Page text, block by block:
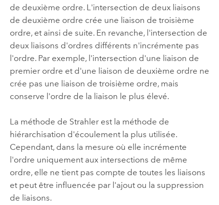
de deuxième ordre. L'intersection de deux liaisons
de deuxième ordre crée une liaison de troisième
ordre, et ainsi de suite. En revanche, l'intersection de
deux liaisons d'ordres différents n'incrémente pas
l'ordre. Par exemple, l'intersection d'une liaison de
premier ordre et d'une liaison de deuxième ordre ne
crée pas une liaison de troisième ordre, mais
conserve l'ordre de la liaison le plus élevé.
La méthode de Strahler est la méthode de
hiérarchisation d'écoulement la plus utilisée.
Cependant, dans la mesure où elle incrémente
l'ordre uniquement aux intersections de même
ordre, elle ne tient pas compte de toutes les liaisons
et peut être influencée par l'ajout ou la suppression
de liaisons.